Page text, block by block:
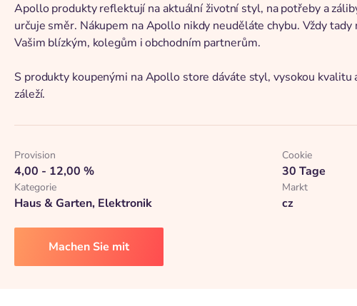
Apollo produkty reflektují na aktuální životní styl, na potřeby a
určuje směr. Nákupem na Apollo nikdy neuděláte chybu. Vždy
Vašim blízkým, kolegům i obchodním partnerům.
S produkty koupenými na Apollo store dáváte styl, vysokou kvalitu
záleží.
Provision
4,00 - 12,00 %
Cookie
30 Tage
Kategorie
Haus & Garten, Elektronik
Markt
cz
Machen Sie mit